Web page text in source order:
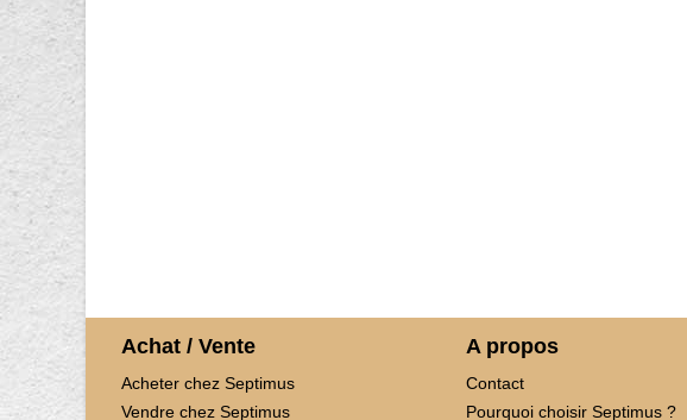
Achat / Vente
Acheter chez Septimus
Vendre chez Septimus
A propos
Contact
Pourquoi choisir Septimus ?